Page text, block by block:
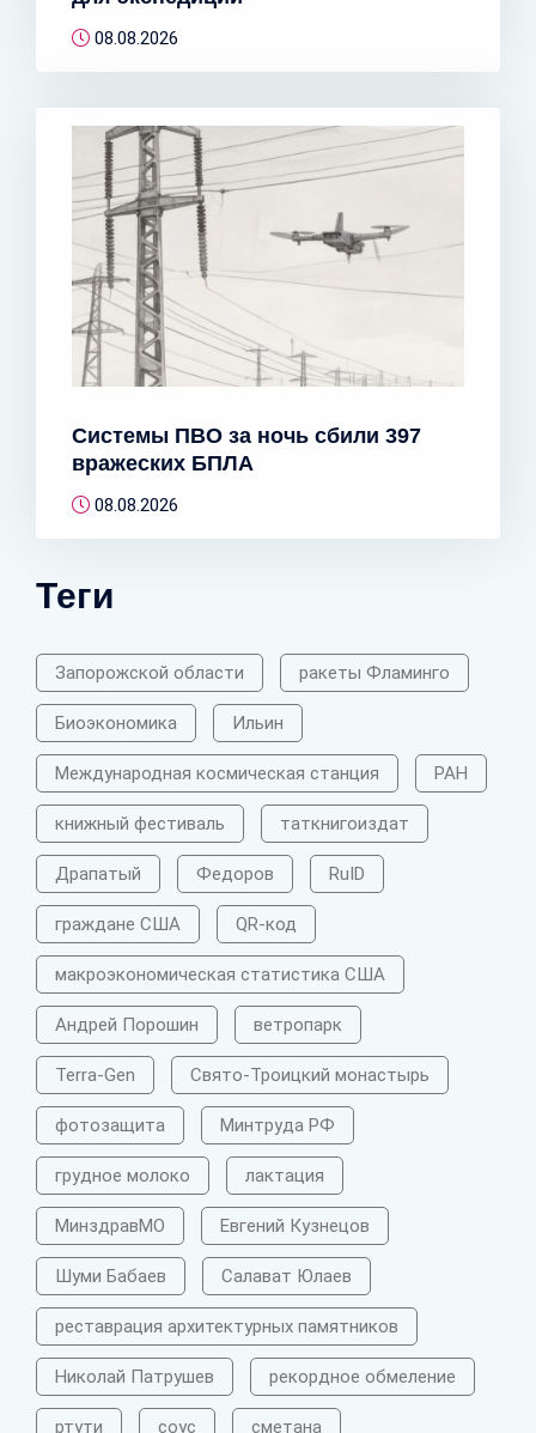
08.08.2026
Системы ПВО за ночь сбили 397
вражеских БПЛА
08.08.2026
Теги
Запорожской области ракеты Фламинго
Биоэкономика Ильин
Международная космическая станция РАН
книжный фестиваль таткнигоиздат
Драпатый Федоров RuID
граждане США QR-код
макроэкономическая статистика США
Андрей Порошин ветропарк
Terra-Gen Свято-Троицкий монастырь
фотозащита Минтруда РФ
грудное молоко лактация
МинздравМО Евгений Кузнецов
Шуми Бабаев Салават Юлаев
реставрация архитектурных памятников
Николай Патрушев рекордное обмеление
ртути соус сметана